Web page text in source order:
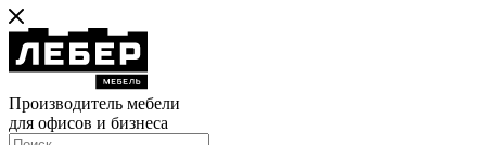
Производитель мебели
для офисов и бизнеса